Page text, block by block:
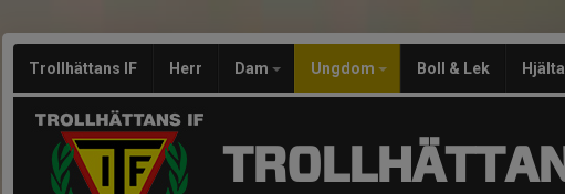
Trollhättans IF Herr Dam Ungdom Boll & Lek